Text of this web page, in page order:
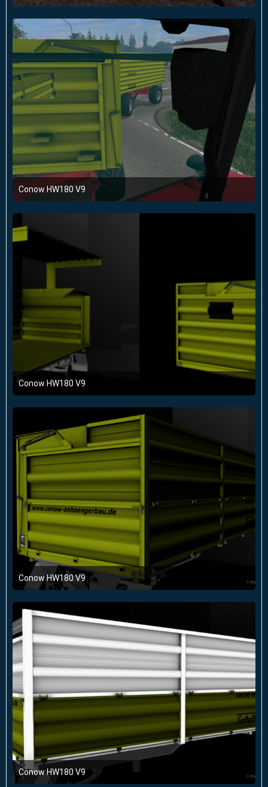
1. März 2016 um 11:35
Conow HW180 V9
1. März 2016 um 11:35
Conow HW180 V9
22. Februar 2016 um 21:41
Conow HW180 V9
22. Februar 2016 um 21:41
Conow HW180 V9
17. Februar 2016 um 21:20